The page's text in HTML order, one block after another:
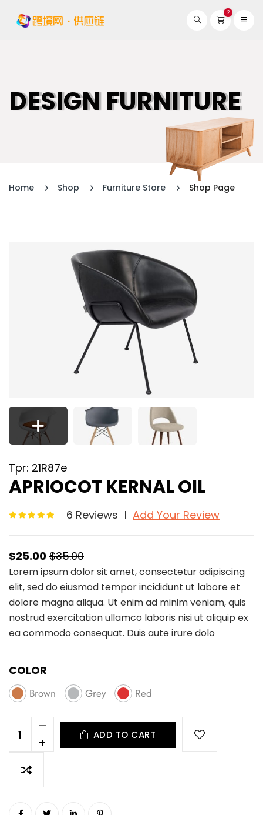
2
DESIGN FURNITURE
Home Shop Furniture Store Shop Page
Tpr: 21R87e
APRIOCOT KERNAL OIL
6 Reviews Add Your Review
$25.00 $35.00
Lorem ipsum dolor sit amet, consectetur adipiscing
elit, sed do eiusmod tempor incididunt ut labore et
dolore magna aliqua. Ut enim ad minim veniam, quis
nostrud exercitation ullamco laboris nisi ut aliquip ex
ea commodo consequat. Duis aute irure dolo
COLOR
Brown Grey Red
–
+
ADD TO CART